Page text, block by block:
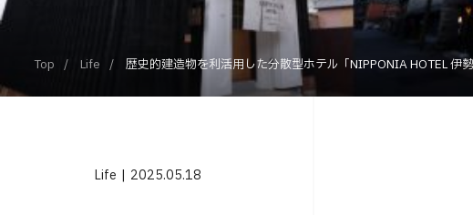
Top Life 歴史的建造物を利活用した分散型ホテル「NIPPONIA HOTEL 伊
Life 2025.05.18